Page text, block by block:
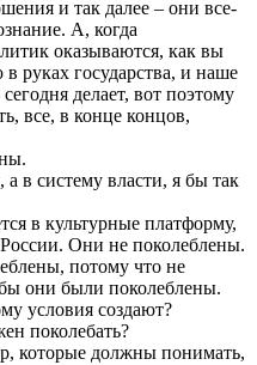
и так далее – они все-
А, когда
оказываются, как вы
руках государства, и наше
делает, вот поэтому
все, в конце концов,
систему власти, я бы так
в культурные платформу,
Они не поколеблены.
потому что не
они были поколеблены.
условия создают?
поколебать?
которые должны понимать,